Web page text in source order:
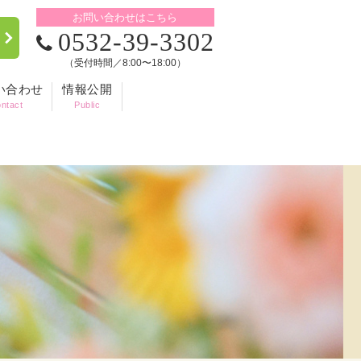
お問い合わせはこちら
0532-39-3302
（受付時間／8:00〜18:00）
合わせ 情報公開
Public